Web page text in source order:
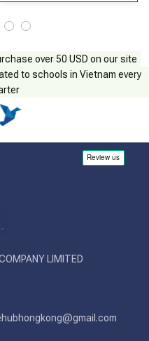
over 50 USD on our site
to schools in Vietnam every
LIMITED